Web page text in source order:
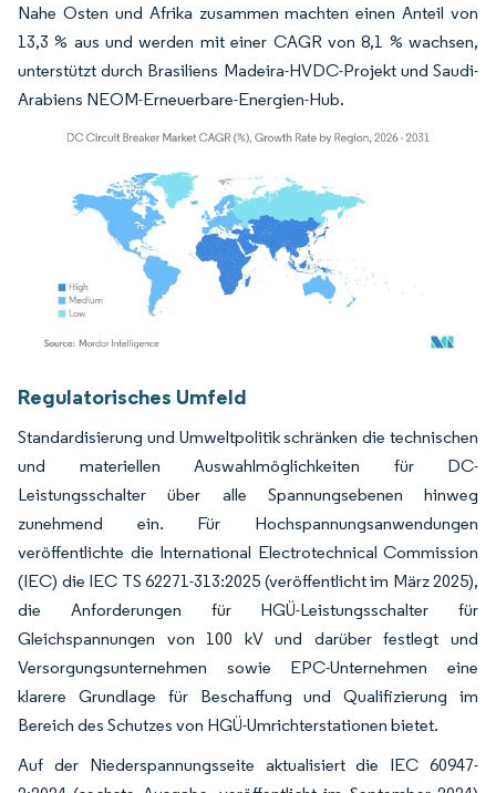
Nahe Osten und Afrika zusammen machten einen Anteil von
13,3 % aus und werden mit einer CAGR von 8,1 % wachsen,
unterstützt durch Brasiliens Madeira-HVDC-Projekt und Saudi-
Arabiens NEOM-Erneuerbare-Energien-Hub.
Regulatorisches Umfeld
Standardisierung und Umweltpolitik schränken die technischen
und materiellen Auswahlmöglichkeiten für DC-
Leistungsschalter über alle Spannungsebenen hinweg
zunehmend ein. Für Hochspannungsanwendungen
veröffentlichte die International Electrotechnical Commission
(IEC) die IEC TS 62271-313:2025 (veröffentlicht im März 2025),
die Anforderungen für HGÜ-Leistungsschalter für
Gleichspannungen von 100 kV und darüber festlegt und
Versorgungsunternehmen sowie EPC-Unternehmen eine
klarere Grundlage für Beschaffung und Qualifizierung im
Bereich des Schutzes von HGÜ-Umrichterstationen bietet.
Auf der Niederspannungsseite aktualisiert die IEC 60947-